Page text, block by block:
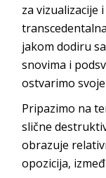
za vizualizacije
jakom dodiru
snovima i
ostvarimo
Pripazimo na
slične
obrazuje
opozicija,